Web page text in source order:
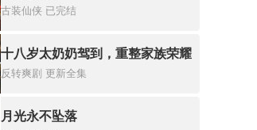
古装仙侠 已完结
十八岁太奶奶驾到，重整家族荣耀
反转爽剧 更新全集
月光永不坠落